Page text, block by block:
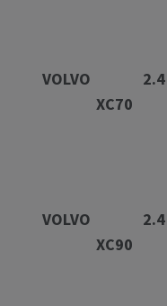
VOLVO
XC70
2.4
VOLVO
XC90
2.4